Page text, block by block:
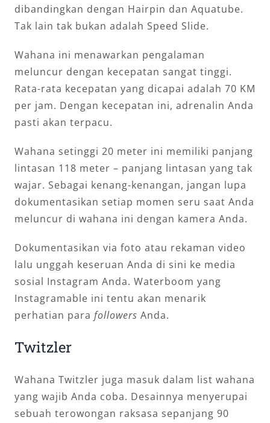
dibandingkan dengan Hairpin dan Aquatube.
Tak lain tak bukan adalah Speed Slide.
Wahana ini menawarkan pengalaman
meluncur dengan kecepatan sangat tinggi.
Rata-rata kecepatan yang dicapai adalah 70 KM
per jam. Dengan kecepatan ini, adrenalin Anda
pasti akan terpacu.
Wahana setinggi 20 meter ini memiliki panjang
lintasan 118 meter – panjang lintasan yang tak
wajar. Sebagai kenang-kenangan, jangan lupa
dokumentasikan setiap momen seru saat Anda
meluncur di wahana ini dengan kamera Anda.
Dokumentasikan via foto atau rekaman video
lalu unggah keseruan Anda di sini ke media
sosial Instagram Anda. Waterboom yang
Instagramable ini tentu akan menarik
perhatian para followers Anda.
Twitzler
Wahana Twitzler juga masuk dalam list wahana
yang wajib Anda coba. Desainnya menyerupai
sebuah terowongan raksasa sepanjang 90